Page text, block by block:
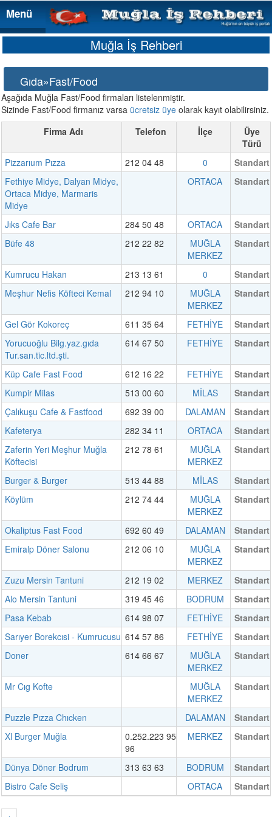
Menü
Menü
Muğla İş Rehberi
Gıda»Fast/Food
Aşağıda Muğla Fast/Food firmaları listelenmiştir.
Sizinde Fast/Food firmanız varsa ücretsiz üye olarak kayıt olabilirsiniz.
Firma Adı
Telefon İlçe
Üye
Türü
Pizzarıum Pızza
212 04 48 0
Standart
Fethiye Midye, Dalyan Midye,
Ortaca Midye, Marmaris
Midye
ORTACA Standart
Jıks Cafe Bar 284 50 48 ORTACA
Standart
Büfe 48
212 22 82
MUĞLA
MERKEZ
Standart
Kumrucu Hakan 213 13 61 0
Standart
Meşhur Nefis Köfteci Kemal
212 94 10
MUĞLA
MERKEZ
Standart
Gel Gör Kokoreç 611 35 64 FETHİYE
Standart
Yorucuoğlu Bilg.yaz.gıda
Tur.san.tic.ltd.şti.
614 67 50 FETHİYE Standart
Küp Cafe Fast Food 612 16 22 FETHİYE
Standart
Kumpir Milas
513 00 60 MİLAS
Standart
Çalıkuşu Cafe & Fastfood
692 39 00 DALAMAN
Standart
Kafeterya
282 34 11 ORTACA
Standart
Zaferin Yeri Meşhur Muğla
Köftecisi
212 78 61
MUĞLA
MERKEZ
Standart
Burger & Burger 513 44 88 MİLAS
Standart
Köylüm
212 74 44
MUĞLA
MERKEZ
Standart
Okaliptus Fast Food 692 60 49 DALAMAN
Standart
Emiralp Döner Salonu
212 06 10
MUĞLA
MERKEZ
Standart
Zuzu Mersin Tantuni 212 19 02 MERKEZ
Standart
Alo Mersin Tantuni
319 45 46 BODRUM
Standart
Pasa Kebab
614 98 07 FETHİYE
Standart
Sarıyer Borekcısi - Kumrucusu 614 57 86 FETHİYE
Standart
Doner
614 66 67
MUĞLA
MERKEZ
Standart
Mr Cıg Kofte
MUĞLA
MERKEZ
Standart
Puzzle Pızza Chıcken DALAMAN
Standart
Xl Burger Muğla
0.252.223 95
96
MERKEZ Standart
Dünya Döner Bodrum 313 63 63 BODRUM
Standart
Bistro Cafe Seliş
ORTACA Standart